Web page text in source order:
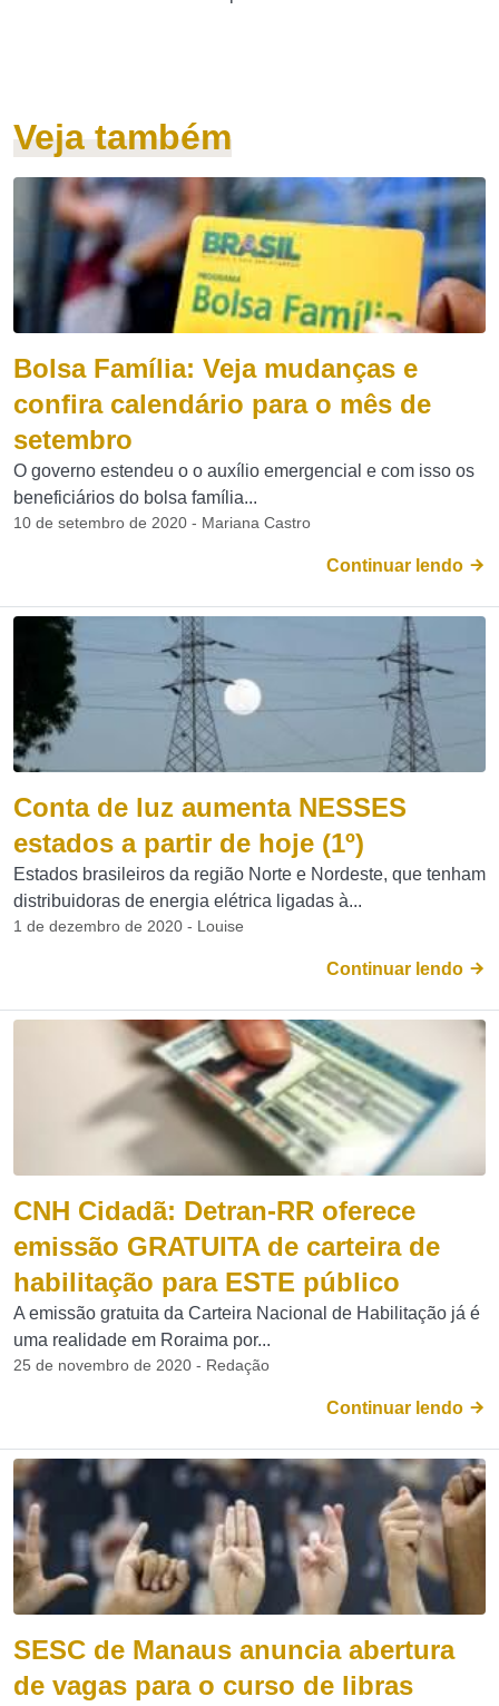
Veja também
Bolsa Família: Veja mudanças e
confira calendário para o mês de
setembro
O governo estendeu o o auxílio emergencial e com isso os
beneficiários do bolsa família...
10 de setembro de 2020 - Mariana Castro
Continuar lendo
Conta de luz aumenta NESSES
estados a partir de hoje (1º)
Estados brasileiros da região Norte e Nordeste, que tenham
distribuidoras de energia elétrica ligadas à...
1 de dezembro de 2020 - Louise
Continuar lendo
CNH Cidadã: Detran-RR oferece
emissão GRATUITA de carteira de
habilitação para ESTE público
A emissão gratuita da Carteira Nacional de Habilitação já é
uma realidade em Roraima por...
25 de novembro de 2020 - Redação
Continuar lendo
SESC de Manaus anuncia abertura
de vagas para o curso de libras